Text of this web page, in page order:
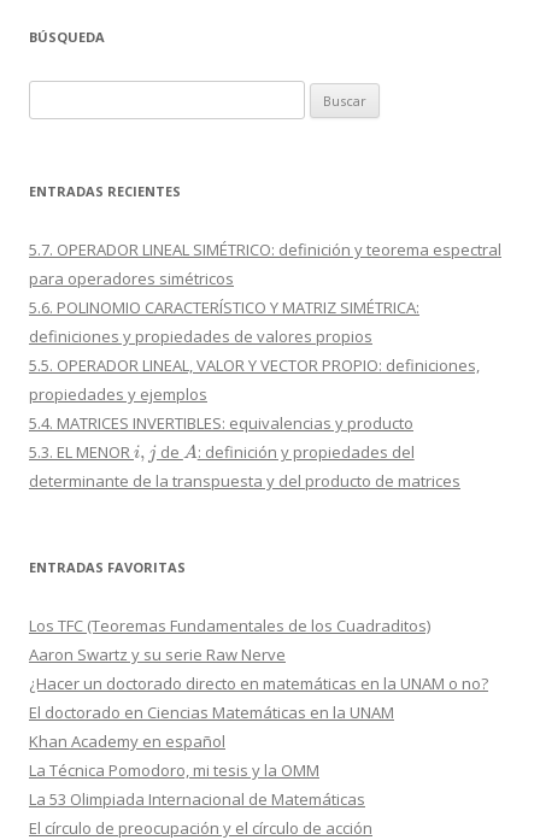
BÚSQUEDA
ENTRADAS RECIENTES
5.7. OPERADOR LINEAL SIMÉTRICO: definición y teorema espectral
para operadores simétricos
5.6. POLINOMIO CARACTERÍSTICO Y MATRIZ SIMÉTRICA:
definiciones y propiedades de valores propios
5.5. OPERADOR LINEAL, VALOR Y VECTOR PROPIO: definiciones,
propiedades y ejemplos
5.4. MATRICES INVERTIBLES: equivalencias y producto
5.3. EL MENORi,j de A: definición y propiedades del
determinante de la transpuesta y del producto de matrices
ENTRADAS FAVORITAS
Los TFC (Teoremas Fundamentales de los Cuadraditos)
Aaron Swartz y su serie Raw Nerve
¿Hacer un doctorado directo en matemáticas en la UNAM o no?
El doctorado en Ciencias Matemáticas en la UNAM
Khan Academy en español
La Técnica Pomodoro, mi tesis y la OMM
La 53 Olimpiada Internacional de Matemáticas
El círculo de preocupación y el círculo de acción